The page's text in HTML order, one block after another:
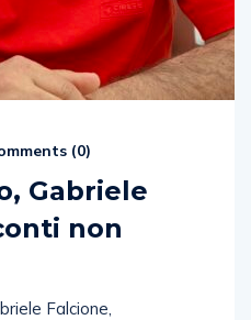
(0)
Gabriele
non
Falcione,